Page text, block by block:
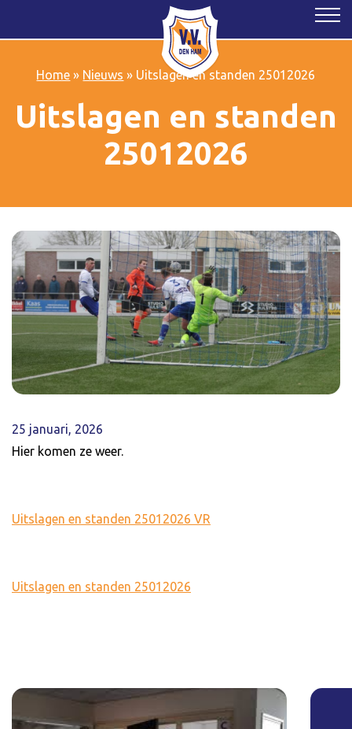
Home » Nieuws » Uitslagen en standen 25012026
Uitslagen en standen
25012026
25 januari, 2026
Hier komen ze weer.
Uitslagen en standen 25012026 VR
Uitslagen en standen 25012026